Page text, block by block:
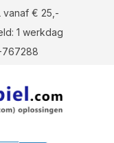
vanaf € 25,-
1 werkdag
767288